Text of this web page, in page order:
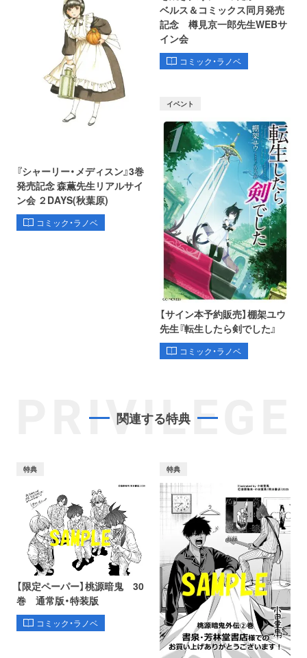
ベルス＆コミックス同月発売
記念 樽見京一郎先生WEBサ
イン会
コミック・ラノベ
『シャーリー・メディスン』3巻
発売記念 森薫先生リアルサイ
ン会 ２DAYS(秋葉原)
コミック・ラノベ
イベント
【サイン本予約販売】棚架ユウ
先生『転生したら剣でした』
コミック・ラノベ
PRIVILEGE
関連する特典
特典
【限定ペーパー】桃源暗鬼 30
巻 通常版・特装版
コミック・ラノベ
特典